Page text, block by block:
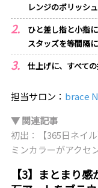
レンジのポリッシ
ひと差し指と小指
スタッズを等間隔に
仕上げに、すべて
担当サロン： brace
▼ 関連記事
初出：【365日ネイ
ミンカラーがアクセ
【3】まとまり